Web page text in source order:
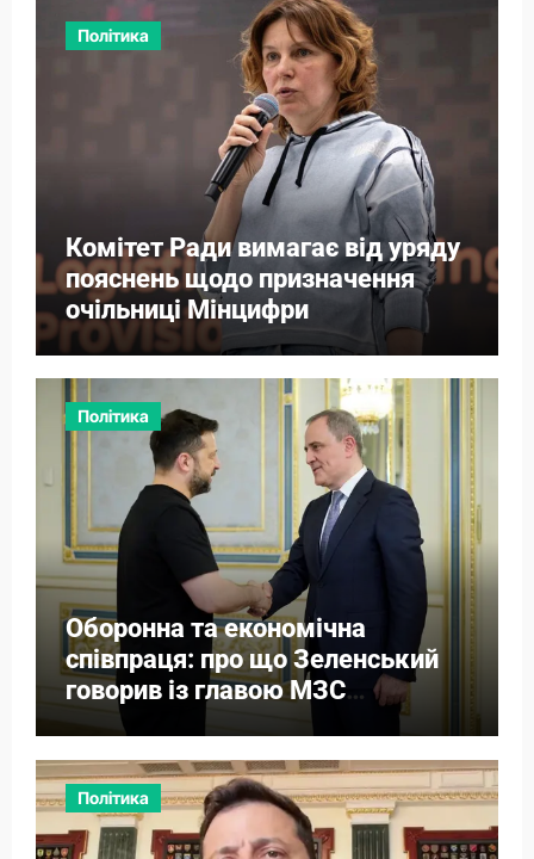
Політика
Комітет Ради вимагає від уряду
пояснень щодо призначення
очільниці Мінцифри
Політика
Оборонна та економічна
співпраця: про що Зеленський
говорив із главою МЗС
Азербайджану
Політика